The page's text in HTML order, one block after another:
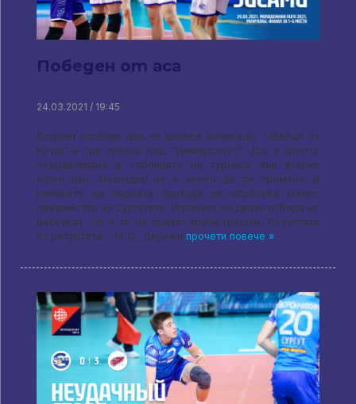
Победен от аса
24.03.2021 / 19:45
Вторият игрален ден не донесе изненади, "Звезда от
Югра" в три победи над "Университет", Да, и цялото
подравняване в таблицата на турнира във втория
игрен ден, Очевидно не е много да се променя. В
началото на първата партида се образува малко
предимство на сургутите. Играчите на двата отбора не
рискуват, Но и те не правят груби грешки, Резултата
от резултата – 14:12. Дирижи прочети повече »